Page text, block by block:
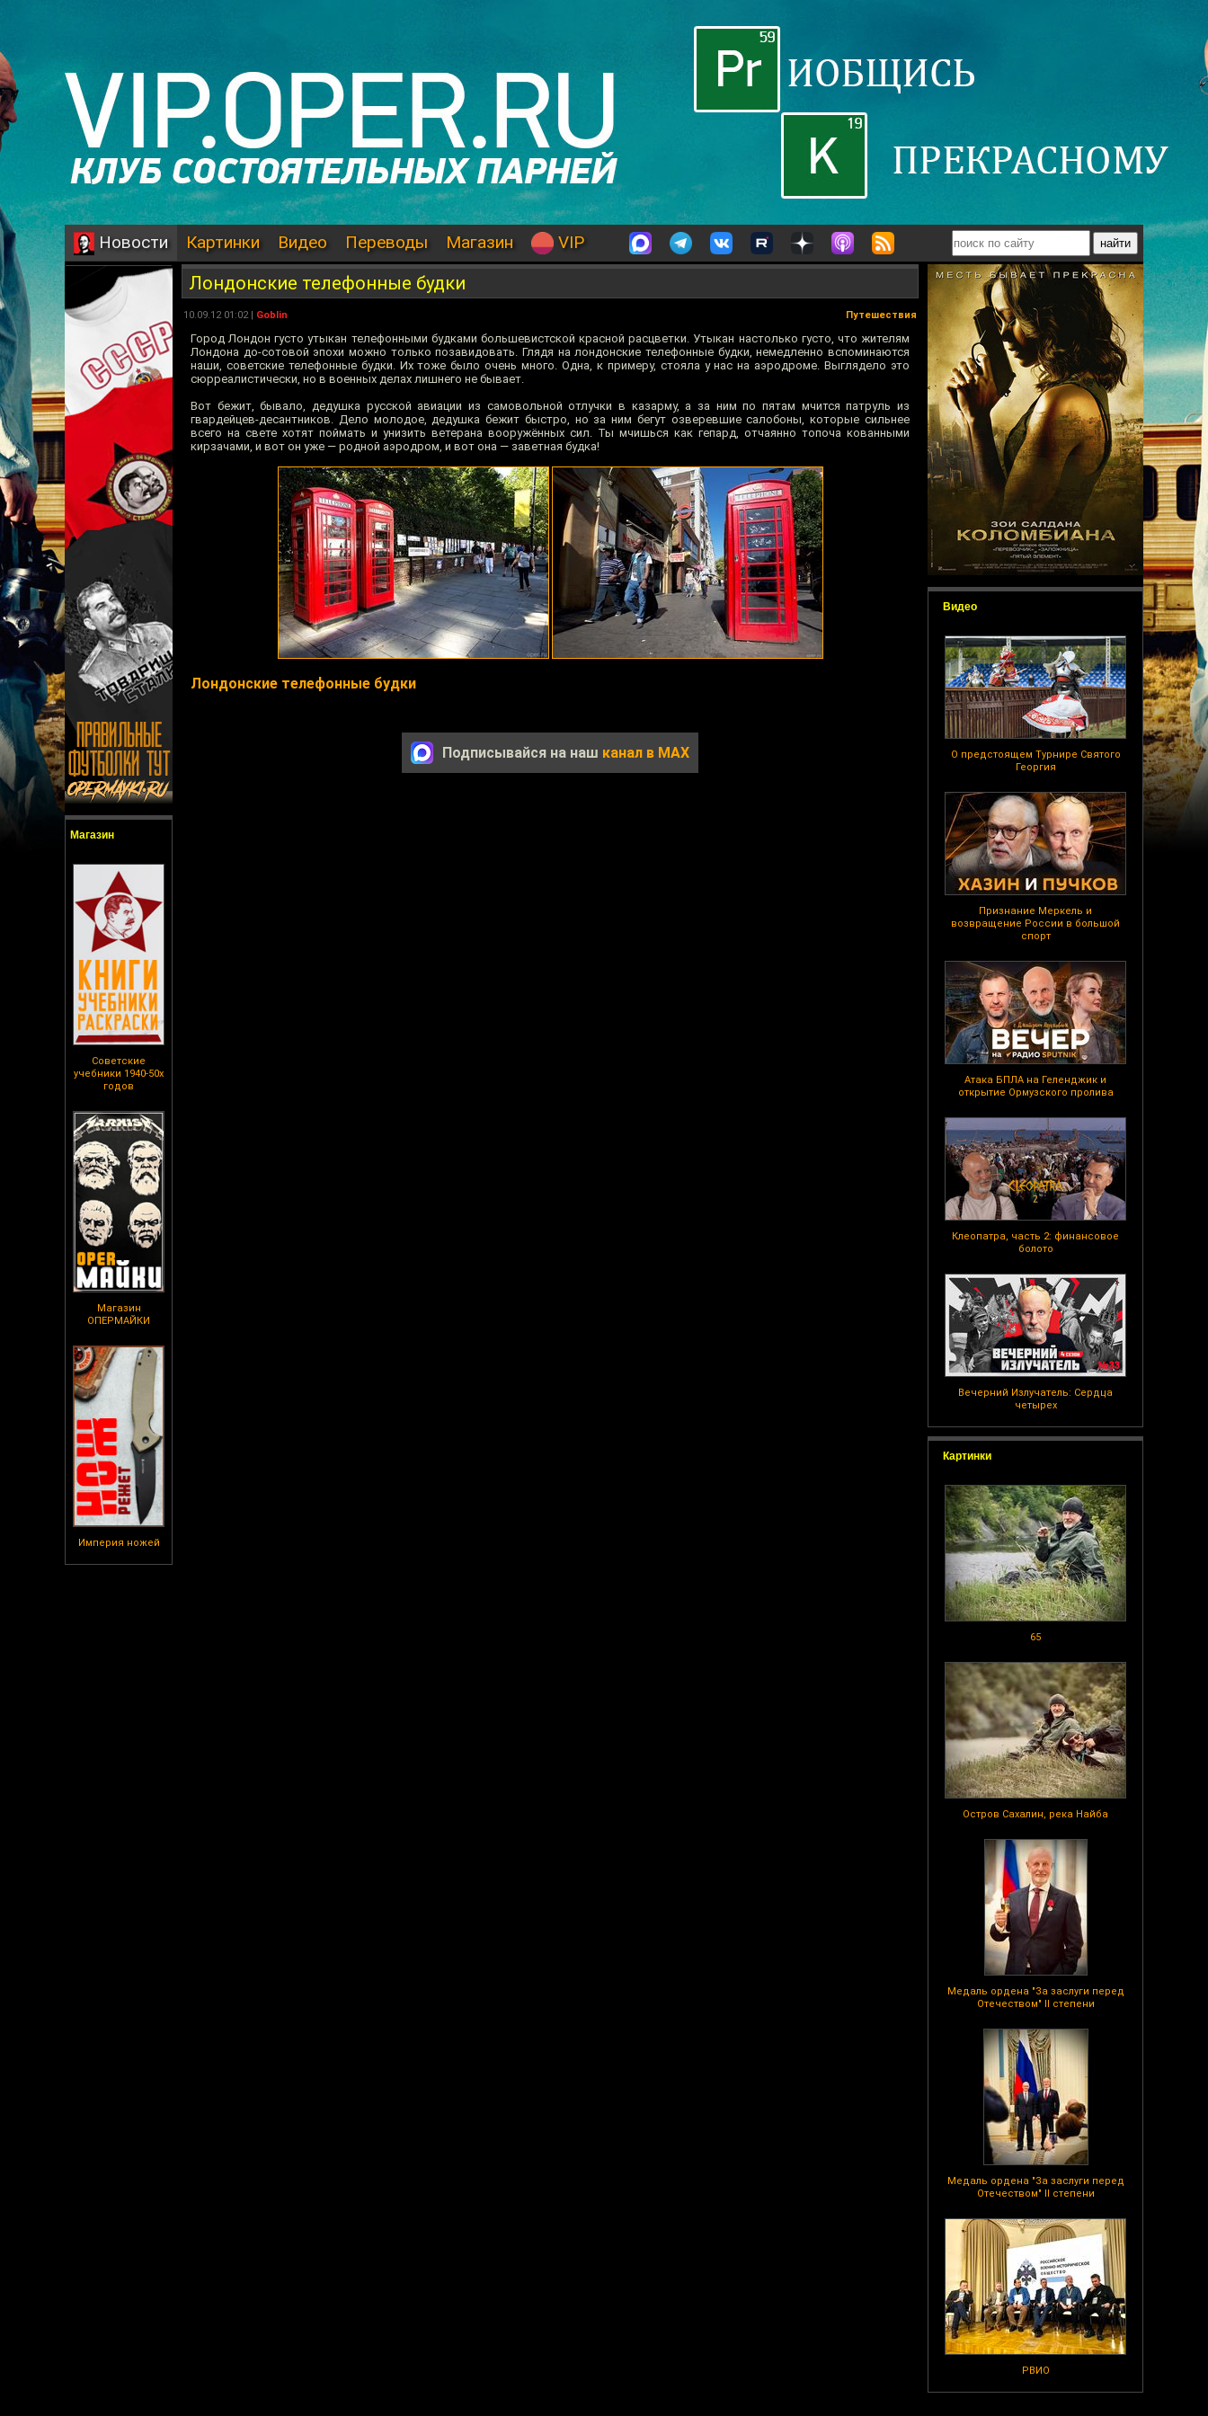
Новости Картинки Видео Переводы Магазин VIP
Магазин
Советские
учебники 1940-50х
годов
Магазин
ОПЕРМАЙКИ
Империя ножей
Видео
О предстоящем Турнире Святого
Георгия
Признание Меркель и
возвращение России в большой
спорт
Атака БПЛА на Геленджик и
открытие Ормузского пролива
Клеопатра, часть 2: финансовое
болото
Вечерний Излучатель: Сердца
четырех
Картинки
65
Остров Сахалин, река Найба
Медаль ордена "За заслуги перед
Отечеством" II степени
Медаль ордена "За заслуги перед
Отечеством" II степени
РВИО
Лондонские телефонные будки
10.09.12 01:02 | Goblin Путешествия
Город Лондон густо утыкан телефонными будками большевистской красной расцветки. Утыкан настолько густо, что жителям
Лондона до-сотовой эпохи можно только позавидовать. Глядя на лондонские телефонные будки, немедленно вспоминаются
наши, советские телефонные будки. Их тоже было очень много. Одна, к примеру, стояла у нас на аэродроме. Выглядело это
сюрреалистически, но в военных делах лишнего не бывает.
Вот бежит, бывало, дедушка русской авиации из самовольной отлучки в казарму, а за ним по пятам мчится патруль из
гвардейцев-десантников. Дело молодое, дедушка бежит быстро, но за ним бегут озверевшие салобоны, которые сильнее
всего на свете хотят поймать и унизить ветерана вооружённых сил. Ты мчишься как гепард, отчаянно топоча кованными
кирзачами, и вот он уже — родной аэродром, и вот она — заветная будка!
Лондонские телефонные будки
Подписывайся на наш канал в MAX